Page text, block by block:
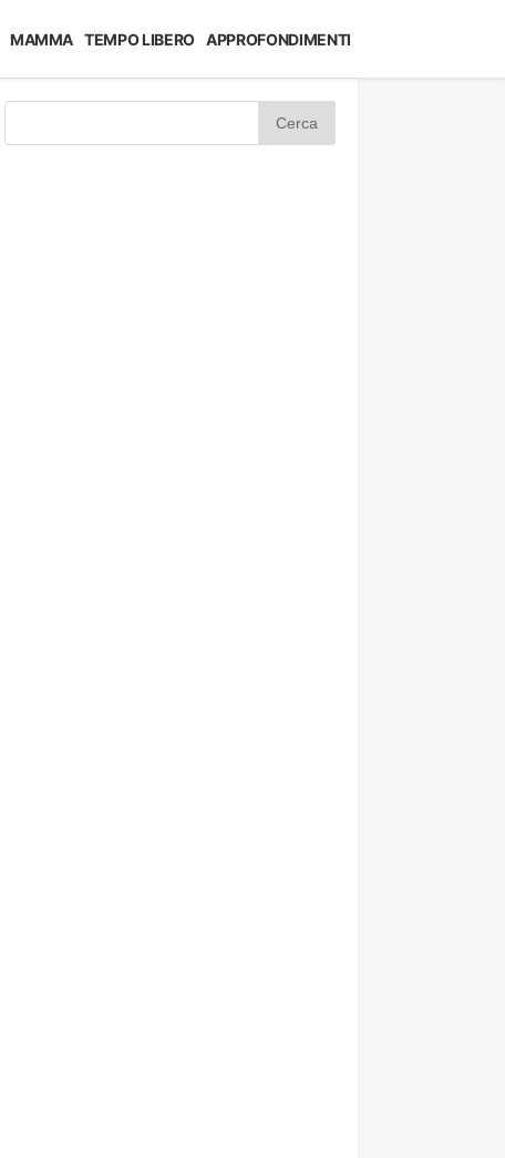
MAMMA TEMPO LIBERO APPROFONDIMENTI